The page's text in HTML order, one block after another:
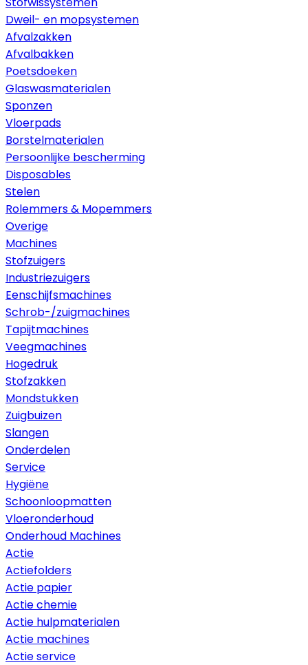
Dweil- en mopsystemen
Afvalzakken
Afvalbakken
Poetsdoeken
Glaswasmaterialen
Sponzen
Vloerpads
Borstelmaterialen
Persoonlijke bescherming
Disposables
Stelen
Rolemmers & Mopemmers
Overige
Machines
Stofzuigers
Industriezuigers
Eenschijfsmachines
Schrob-/zuigmachines
Tapijtmachines
Veegmachines
Hogedruk
Stofzakken
Mondstukken
Zuigbuizen
Slangen
Onderdelen
Service
Hygiëne
Schoonloopmatten
Vloeronderhoud
Onderhoud Machines
Actie
Actiefolders
Actie papier
Actie chemie
Actie hulpmaterialen
Actie machines
Actie service